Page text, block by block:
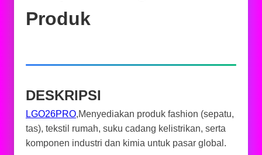
Produk
DESKRIPSI
LGO26PRO,Menyediakan produk fashion (sepatu,
tas), tekstil rumah, suku cadang kelistrikan, serta
komponen industri dan kimia untuk pasar global.